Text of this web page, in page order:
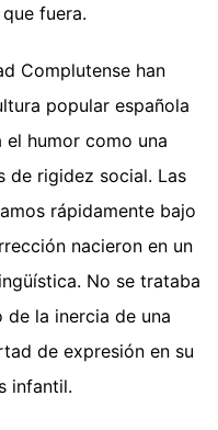
fuera.
Complutense han
popular española
humor como una
de rigidez social. Las
rápidamente bajo
nacieron en un
No se trataba
de la inercia de una
de expresión en su
infantil.